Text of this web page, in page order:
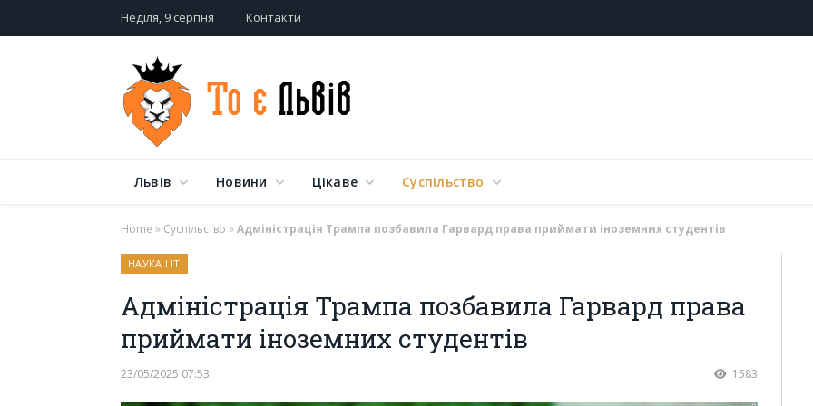
Неділя, 9 серпня Контакти
Львів Новини Цікаве Суспільство
Home » Суспільство »Адміністрація Трампа позбавила Гарвард права приймати іноземних студентів
НАУКА І ІТ
Адміністрація Трампа позбавила Гарвард права
приймати іноземних студентів
23/05/2025 07:53 1583